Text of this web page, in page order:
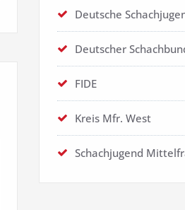
Deutsche
Deutscher
FIDE
Kreis Mfr. West
Schachjugend